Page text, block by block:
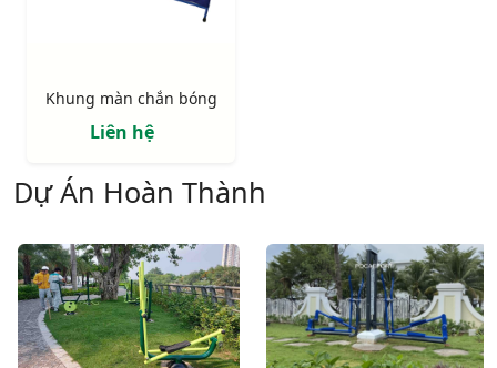
Khung màn chắn bóng
Liên hệ
Dự Án Hoàn Thành